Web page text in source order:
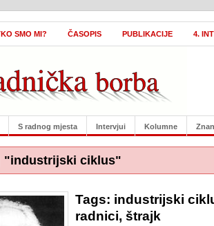
SMO MI? ČASOPIS PUBLIKACIJE 4.
S radnog mjesta Intervjui Kolumne
"industrijski ciklus"
Tags: industrijski
radnici, štrajk